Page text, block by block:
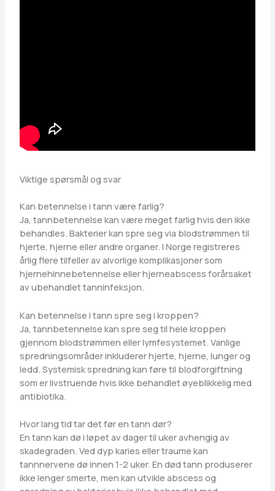
Viktige spørsmål og svar
Kan betennelse i tann være farlig?
Ja, tannbetennelse kan være meget farlig hvis den ikke
behandles. Bakterier kan spre seg via blodstrømmen til
hjerte, hjerne eller andre organer. I Norge registreres
årlig flere tilfeller av alvorlige komplikasjoner som
hjernehinnebetennelse eller hjerneabscess forårsaket
av ubehandlet tanninfeksjon.
Kan betennelse i tann spre seg i kroppen?
Ja, tannbetennelse kan spre seg til hele kroppen
gjennom blodstrømmen eller lymfesystemet. Vanlige
spredningsområder inkluderer hjerte, hjerne, lunger og
ledd. Systemisk spredning kan føre til blodforgiftning
som er livstruende hvis ikke behandlet øyeblikkelig med
antibiotika.
Hvor lang tid tar det før en tann dør?
En tann kan dø i løpet av dager til uker avhengig av
skadegraden. Ved dyp karies eller traume kan
tannnervene dø innen 1-2 uker. En død tann produserer
ikke lenger smerte, men kan utvikle abscess og